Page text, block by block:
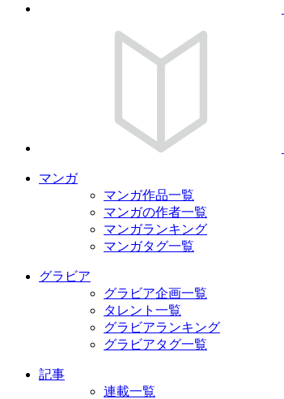
マンガ
マンガ作品一覧
マンガの作者一覧
マンガランキング
マンガタグ一覧
グラビア
グラビア企画一覧
タレント一覧
グラビアランキング
グラビアタグ一覧
記事
連載一覧